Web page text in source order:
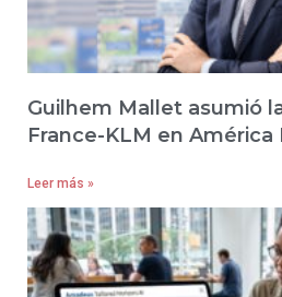
Guilhem Mallet asumió
France-KLM en América
Leer más »